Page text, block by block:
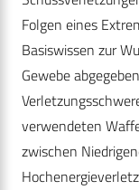
Folgen eines
Basiswissen zur
Gewebe
verwendeten
zwischen